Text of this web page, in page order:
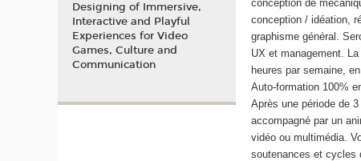
conception de
conception / idéation,
graphisme général.
UX et management.
heures par semaine,
Auto-formation 100%
Après une période de
accompagné par un
vidéo ou multimédia.
soutenances et cycles
Designing of Immersive,
Interactive and Playful
Experiences for Video
Games, Culture and
Communication